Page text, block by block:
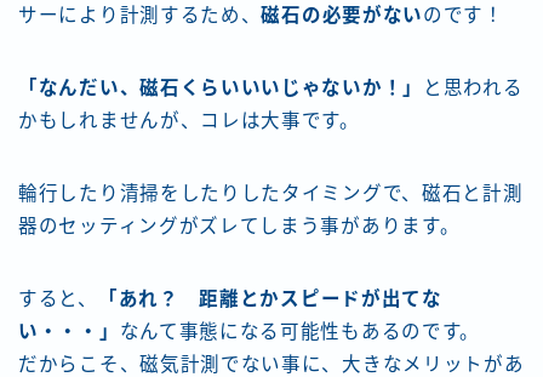
サーにより計測するため、磁石の必要がないのです！
「なんだい、磁石くらいいいじゃないか！」
と思われる
かもしれませんが、コレは大事です。
輪行したり清掃をしたりしたタイミングで、磁石と計測
器のセッティングがズレてしまう事があります。
すると、
「あれ？ 距離とかスピードが出てな
い・・・」 なんて事態になる可能性もあるのです。
だからこそ、磁気計測でない事に、大きなメリットがあ